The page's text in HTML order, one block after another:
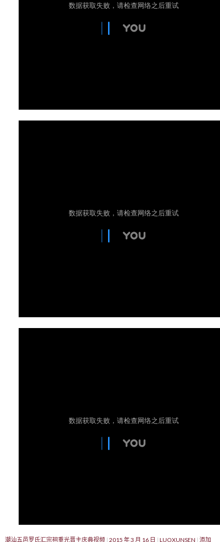
潮汕五邑罗氏汇宗祠重光晋主庆典视频 2015 年 3 月 16 日 LUOXUNSEN 添加